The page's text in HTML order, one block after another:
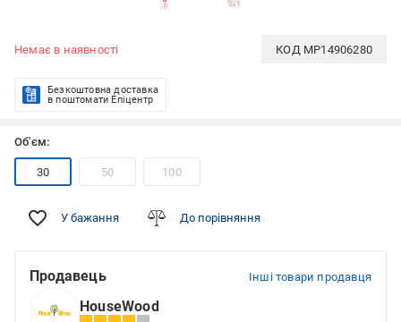
Немає в наявності КОД MP14906280
Безкоштовна доставка
в поштомати Епіцентр
Об'єм:
30 50 100
У бажання До порівняння
Продавець Інші товари продавця
HouseWood